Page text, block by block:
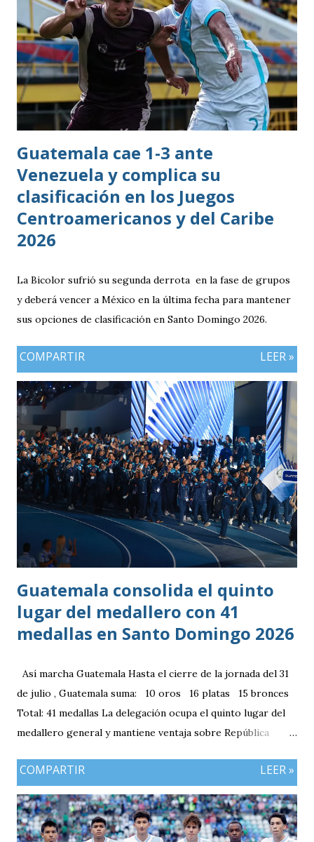
Guatemala cae 1-3 ante
Venezuela y complica su
clasificación en los Juegos
Centroamericanos y del Caribe
2026
La Bicolor sufrió su segunda derrota en la fase de grupos
y deberá vencer a México en la última fecha para mantener
sus opciones de clasificación en Santo Domingo 2026.
COMPARTIR LEER »
Guatemala consolida el quinto
lugar del medallero con 41
medallas en Santo Domingo 2026
Así marcha Guatemala Hasta el cierre de la jornada del 31
de julio , Guatemala suma: 10 oros 16 platas 15 bronces
Total: 41 medallas La delegación ocupa el quinto lugar del
medallero general y mantiene ventaja sobre República
plata, aunque ambos países registran el mismo número de
oros (10).
COMPARTIR LEER »